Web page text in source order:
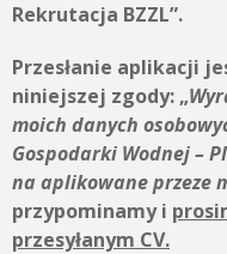
Rekrutacja BZZL”.
Przesłanie aplikacji
niniejszej zgody: „
moich danych
Gospodarki Wodnej –
na aplikowane przeze
przypominamy i
przesyłanym CV.